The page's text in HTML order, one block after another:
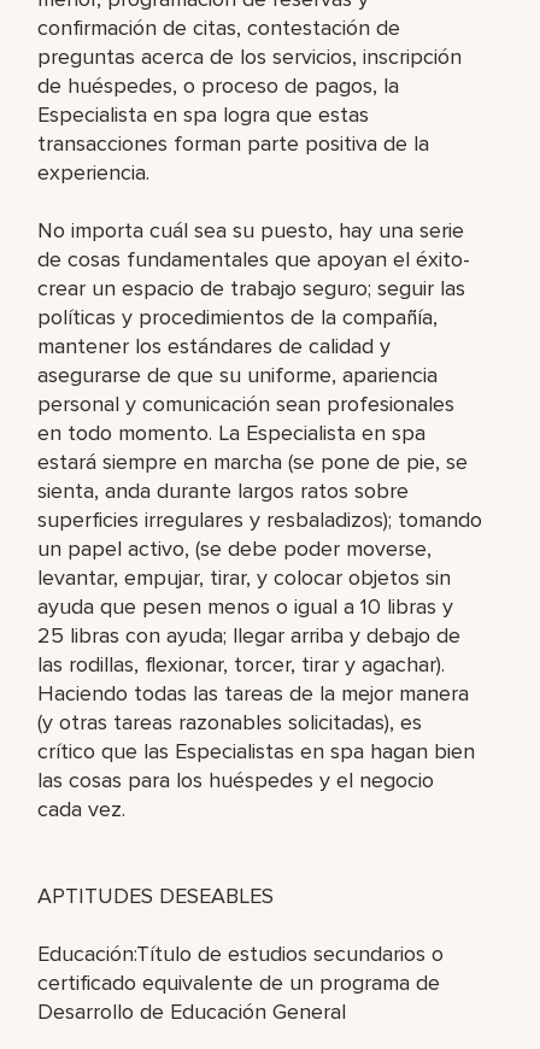
confirmación de citas, contestación de
preguntas acerca de los servicios, inscripción
de huéspedes, o proceso de pagos, la
Especialista en spa logra que estas
transacciones forman parte positiva de la
experiencia.
No importa cuál sea su puesto, hay una serie
de cosas fundamentales que apoyan el éxito-
crear un espacio de trabajo seguro; seguir las
políticas y procedimientos de la compañía,
mantener los estándares de calidad y
asegurarse de que su uniforme, apariencia
personal y comunicación sean profesionales
en todo momento. La Especialista en spa
estará siempre en marcha (se pone de pie, se
sienta, anda durante largos ratos sobre
superficies irregulares y resbaladizos); tomando
un papel activo, (se debe poder moverse,
levantar, empujar, tirar, y colocar objetos sin
ayuda que pesen menos o igual a 10 libras y
25 libras con ayuda; llegar arriba y debajo de
las rodillas, flexionar, torcer, tirar y agachar).
Haciendo todas las tareas de la mejor manera
(y otras tareas razonables solicitadas), es
crítico que las Especialistas en spa hagan bien
las cosas para los huéspedes y el negocio
cada vez.
APTITUDES DESEABLES
Educación:Título de estudios secundarios o
certificado equivalente de un programa de
Desarrollo de Educación General